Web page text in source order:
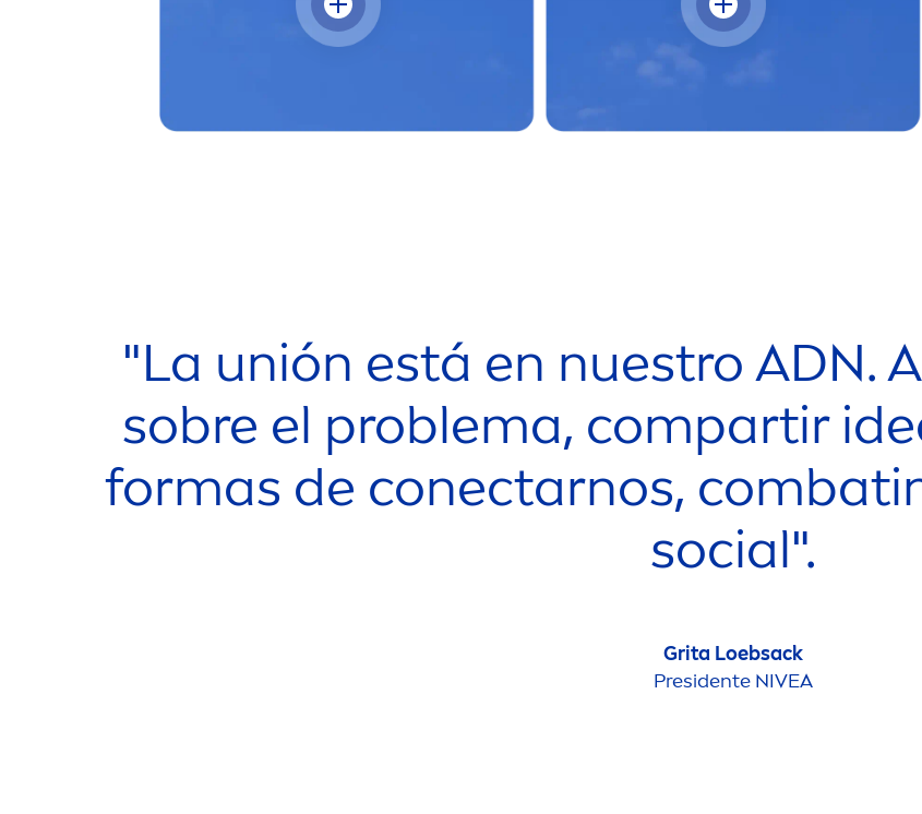
"La unión está en nuestro ADN.
sobre el problema, compartir
formas de conectarnos,
social".
Grita Loebsack
Presidente NIVEA